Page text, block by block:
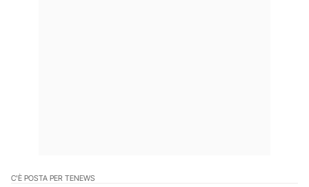
C'È POSTA PER TENEWS